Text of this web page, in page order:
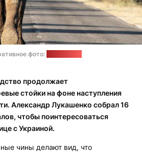
фото:
продолжает
стойки на фоне наступления
Александр Лукашенко собрал 16
чтобы поинтересоваться
с Украиной.
чины делают вид, что